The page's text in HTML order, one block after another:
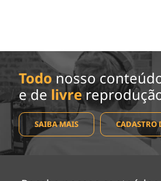
Todo nosso
e de livre
SAIBA MAIS CADASTRO